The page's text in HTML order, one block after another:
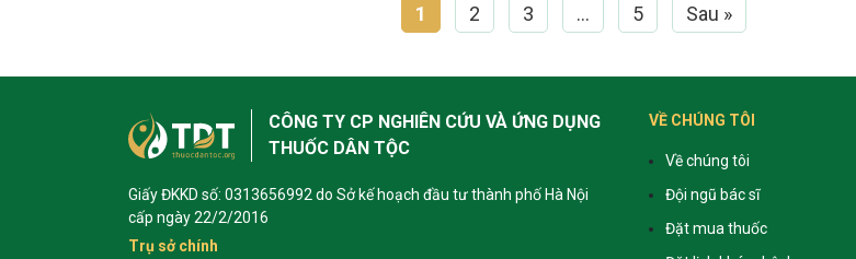
1 2 3 … 5 Sau »
CÔNG TY CP NGHIÊN CỨU VÀ ỨNG DỤNG
THUỐC DÂN TỘC
Giấy ĐKKD số: 0313656992 do Sở kế hoạch đầu tư thành phố Hà Nội
cấp ngày 22/2/2016
Trụ sở chính
VỀ CHÚNG TÔI
Về chúng tôi
Đội ngũ bác sĩ
Đặt mua thuốc